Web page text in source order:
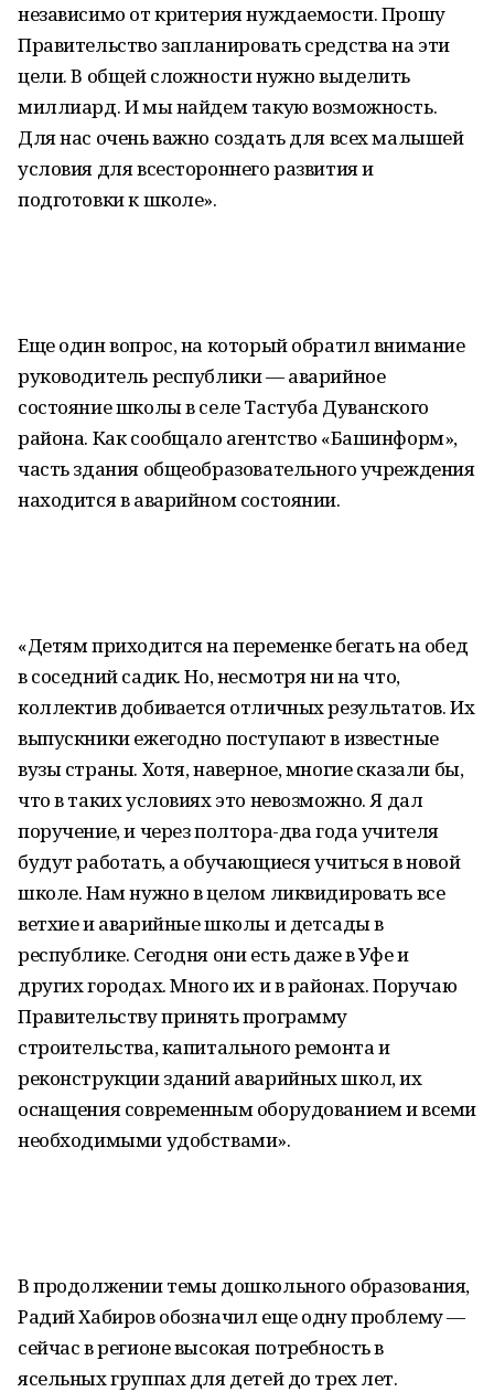
независимо от критерия нуждаемости. Прошу
Правительство запланировать средства на эти
цели. В общей сложности нужно выделить
миллиард. И мы найдем такую возможность.
Для нас очень важно создать для всех малышей
условия для всестороннего развития и
подготовки к школе».
Еще один вопрос, на который обратил внимание
руководитель республики — аварийное
состояние школы в селе Тастуба Дуванского
района. Как сообщало агентство «Башинформ»,
часть здания общеобразовательного учреждения
находится в аварийном состоянии.
«Детям приходится на переменке бегать на обед
в соседний садик. Но, несмотря ни на что,
коллектив добивается отличных результатов. Их
выпускники ежегодно поступают в известные
вузы страны. Хотя, наверное, многие сказали бы,
что в таких условиях это невозможно. Я дал
поручение, и через полтора-два года учителя
будут работать, а обучающиеся учиться в новой
школе. Нам нужно в целом ликвидировать все
ветхие и аварийные школы и детсады в
республике. Сегодня они есть даже в Уфе и
других городах. Много их и в районах. Поручаю
Правительству принять программу
строительства, капитального ремонта и
реконструкции зданий аварийных школ, их
оснащения современным оборудованием и всеми
необходимыми удобствами».
В продолжении темы дошкольного образования,
Радий Хабиров обозначил еще одну проблему —
сейчас в регионе высокая потребность в
ясельных группах для детей до трех лет.